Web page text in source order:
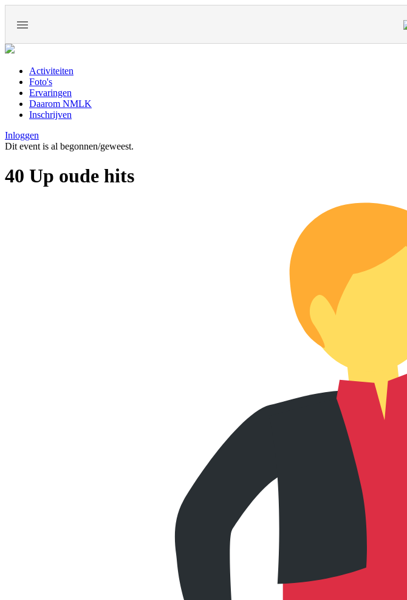
Activiteiten
Foto's
Ervaringen
Daarom NMLK
Inschrijven
Inloggen
Dit event is al begonnen/geweest.
40 Up oude hits